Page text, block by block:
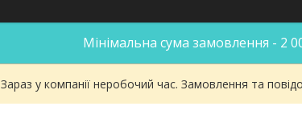
Мінімальна сума замовлення - 2
Зараз у компанії неробочий час. Замовлення та